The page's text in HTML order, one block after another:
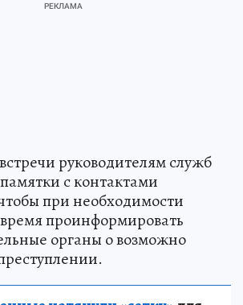
руководителям служб
с контактами
при необходимости
проинформировать
органы о возможно